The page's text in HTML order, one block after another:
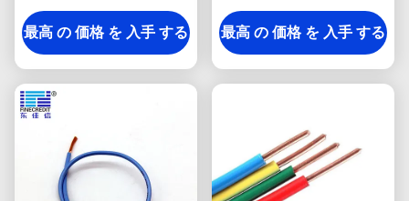
コンダクター ポリ塩化ビ
ニールの絶縁材
最高 の 価格 を 入手 する
上の185mm2適用範囲が
広いホックへの1.5
最高 の 価格 を 入手 する